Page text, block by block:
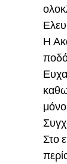
Η
Στο